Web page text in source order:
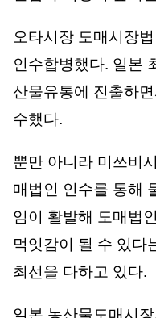
오타시장 도매시장
인수합병했다. 일본
산물유통에 진출하
수했다.
뿐만 아니라 미쓰비
매법인 인수를 통해
임이 활발해 도매법
먹잇감이 될 수 있다
최선을 다하고 있다.
일본 농산물도매시